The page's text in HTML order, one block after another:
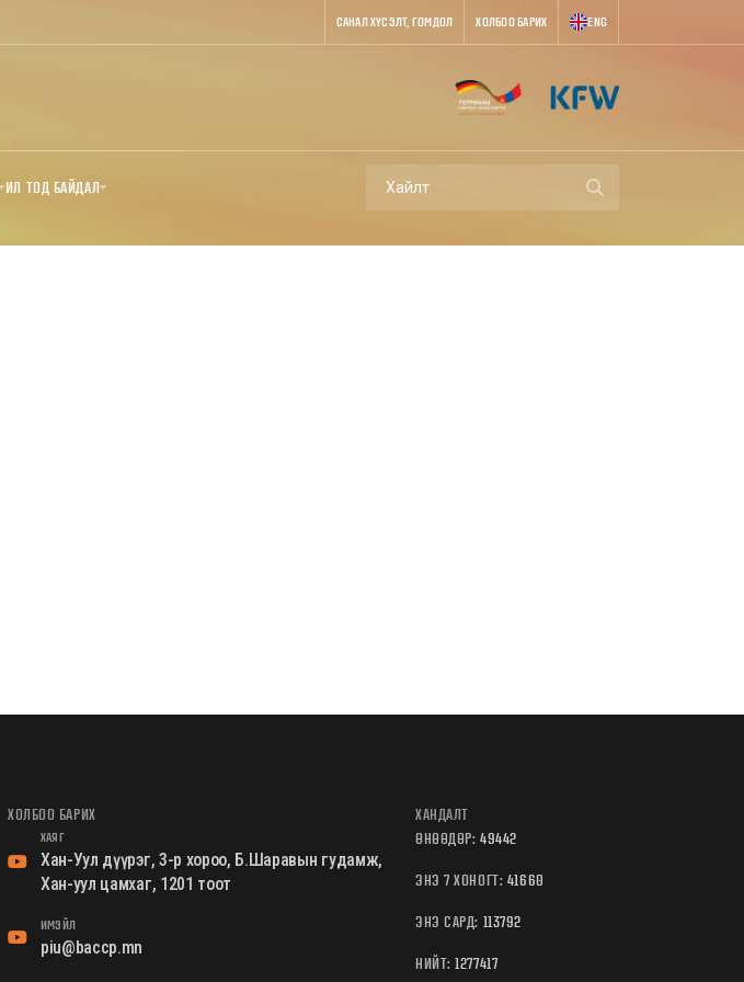
САНАЛ ХҮСЭЛТ, ГОМДОЛ ХОЛБОО БАРИХ ENG
ИЛ ТОД БАЙДАЛ
ХОЛБОО БАРИХ
ХАЯГ
Хан-Уул дүүрэг, 3-р хороо, Б.Шаравын гудамж,
Хан-уул цамхаг, 1201 тоот
ИМЭЙЛ
piu@baccp.mn
ХАНДАЛТ
ӨНӨӨДӨР:49442
ЭНЭ 7 ХОНОГТ: 41660
ЭНЭ САРД: 113792
НИЙТ:1277417